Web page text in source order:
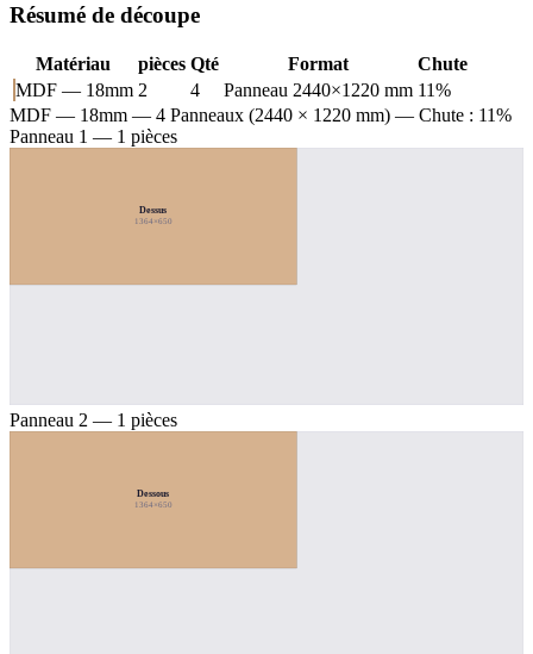
Résumé de découpe
Matériau pièces Qté Format
Chute
MDF — 18mm 2 4 Panneau 2440×1220 mm 11%
MDF — 18mm — 4 Panneaux (2440 × 1220 mm) — Chute : 11%
Panneau 1 — 1 pièces
Dessus
1364×650
Panneau 2 — 1 pièces
Dessous
1364×650